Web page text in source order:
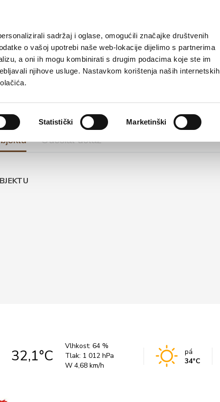
sadržaj i oglase, omogućili značajke društvenih
o vašoj upotrebi naše web-lokacije dijelimo s partnerima
a oni ih mogu kombinirati s drugim podacima koje ste im
njihove usluge. Nastavkom korištenja naših internetskih
Statistički Marketinški
UBYTOVÁNÍ
Roza
Odeslat dotaz
32,1°C
Vlhkost: 64 %
Tlak: 1 012 hPa
W 4,68 km/h
pá
34°C